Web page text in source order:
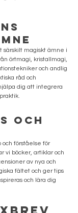
särskilt magiskt ämne i
örtmagi, kristallmagi,
och andlig
råd och
dig att integrera
och
och förståelse för
vi böcker, artiklar och
av nya och
fältet och ger tips
och lära dig